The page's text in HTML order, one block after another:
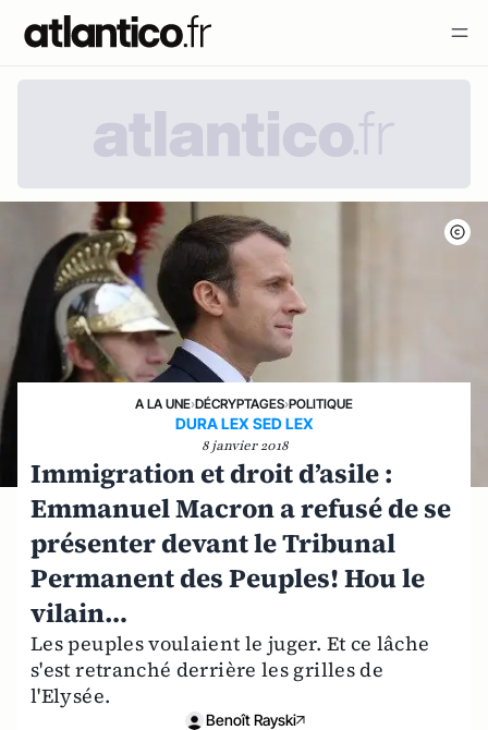
A LA UNE›DÉCRYPTAGES›POLITIQUE
DURA LEX SED LEX
8 janvier 2018
Immigration et droit d’asile :
Emmanuel Macron a refusé de se
présenter devant le Tribunal
Permanent des Peuples! Hou le
vilain…
Les peuples voulaient le juger. Et ce lâche
s'est retranché derrière les grilles de
l'Elysée.
Benoît Rayski